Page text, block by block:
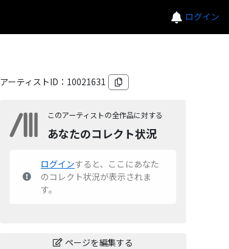
ログイン
アーティストID： 10021631
このアーティストの全作品に対する
あなたのコレクト状況
ログインすると、ここにあなた
のコレクト状況が表示されま
す。
ページを編集する